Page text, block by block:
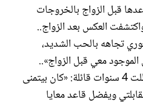
قبل الزواج بالخروجات
واكتشفت العكس بعد الزواج..
تجاهه بالحب الشديد،
معي قبل الزواج»..
وأنهما تزوجا عن قصة حب ظلت 4 سنوات قائلة: «كان بيتمنى
ويفضل قاعد معايا